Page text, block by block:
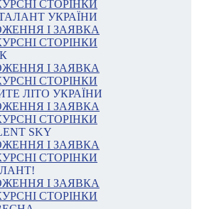
СТОРІНКИ
УКРАЇНИ
І ЗАЯВКА
СТОРІНКИ
І ЗАЯВКА
СТОРІНКИ
ЛІТО УКРАЇНИ
І ЗАЯВКА
СТОРІНКИ
SKY
І ЗАЯВКА
СТОРІНКИ
І ЗАЯВКА
СТОРІНКИ